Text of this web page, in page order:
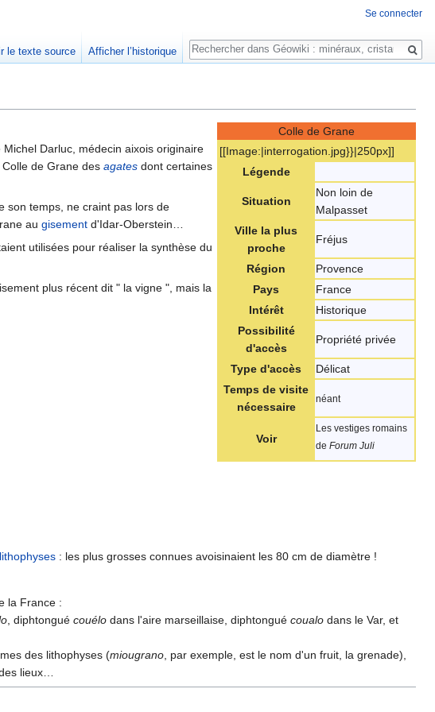
Colle de Grane
[[Image:|interrogation.jpg}}|250px]]
Légende
Situation
Non loin de
Malpasset
Ville la plus
proche
Fréjus
Région
Provence
Pays
France
Intérêt
Historique
Possibilité
d'accès
Propriété privée
Type d'accès
Délicat
Temps de visite
nécessaire
néant
Voir
Les vestiges romains
de Forum Juli
Darluc, médecin aixois originaire
de Grane des agates dont certaines
son temps, ne craint pas lors de
au gisement d'Idar-Oberstein…
utilisées pour réaliser la synthèse du
plus récent dit " la vigne ", mais la
lithophyses : les plus grosses connues avoisinaient les 80 cm de diamètre !
la France :
, diphtongué couélo dans l'aire marseillaise, diphtongué coualo dans le Var, et
des lithophyses (miougrano, par exemple, est le nom d'un fruit, la grenade),
lieux…
Se connecter
le texte source Afficher l’historique
Rechercher